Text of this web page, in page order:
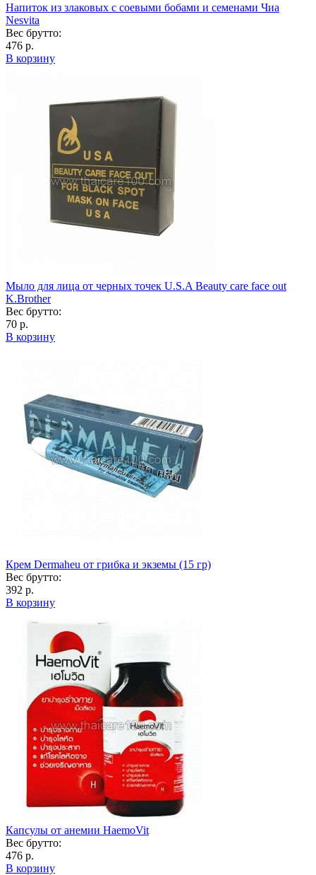
Напиток из злаковых с соевыми бобами и семенами Чиа
Nesvita
Вес брутто:
476 р.
В корзину
Мыло для лица от черных точек U.S.A Beauty care face out
K.Brother
Вес брутто:
70 р.
В корзину
Крем Dermaheu от грибка и экземы (15 гр)
Вес брутто:
392 р.
В корзину
Капсулы от анемии HaemoVit
Вес брутто:
476 р.
В корзину